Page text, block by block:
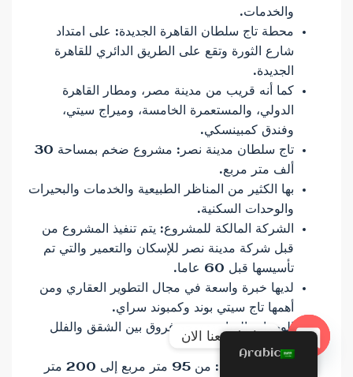
والخدمات.
محطة تاج سلطان القاهرة الجديدة: على امتداد
شارع الثورة وتقع على الطريق الدائري للقاهرة
الجديدة.
كما أنه قريب من مدينة مصر، ومطار القاهرة
الدولي، والمستعمرة الخامسة، وميراج سيتي،
وفندق كمبينسكي.
تاج سلطان مدينة نصر: مشروع ضخم بمساحة 30
ألف متر مربع.
بها الكثير من المناظر الطبيعية والخدمات والبحيرات
والوحدات السكنية.
الشركة المالكة للمشروع: يتم تنفيذ المشروع من
قبل شركة مدينة نصر للإسكان والتعمير والتي تم
تأسيسها قبل 60 عاما.
لديها خبرة واسعة في مجال التطوير العقاري ومن
أهمها تاج سيتي بوند وكمبوند سراي.
الوحدات المتاحة: توجد فروق بين الشقق والفلل
والدوبلكس.
مساحة الوحدة: من 95 متر مربع إلى 200 متر
Arabic
تواصل معنا الان